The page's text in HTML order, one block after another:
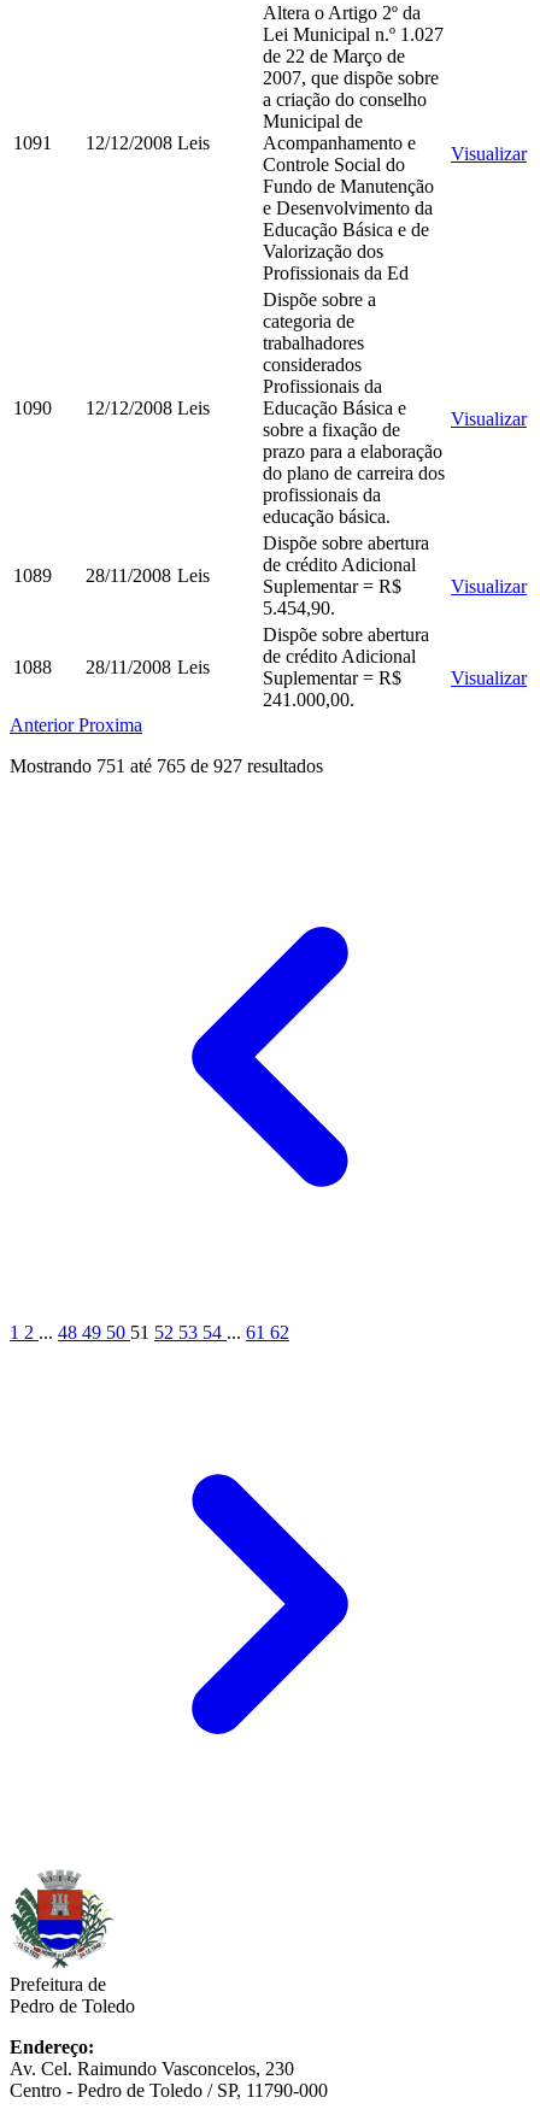
1091 12/12/2008 Leis
Altera o Artigo 2º da
Lei Municipal n.º 1.027
de 22 de Março de
2007, que dispõe sobre
a criação do conselho
Municipal de
Acompanhamento e
Controle Social do
Fundo de Manutenção
e Desenvolvimento da
Educação Básica e de
Valorização dos
Profissionais da Ed
Visualizar
1090 12/12/2008 Leis
Dispõe sobre a
categoria de
trabalhadores
considerados
Profissionais da
Educação Básica e
sobre a fixação de
prazo para a elaboração
do plano de carreira dos
profissionais da
educação básica.
Visualizar
1089 28/11/2008 Leis
Dispõe sobre abertura
de crédito Adicional
Suplementar = R$
5.454,90.
Visualizar
1088 28/11/2008 Leis
Dispõe sobre abertura
de crédito Adicional
Suplementar = R$
241.000,00.
Visualizar
AnteriorProxima
Mostrando 751 até 765 de 927 resultados
1 2 ... 48 49 50 51 52 53 54 ... 61 62
Prefeitura de
Pedro de Toledo
Endereço:
Av. Cel. Raimundo Vasconcelos, 230
Centro - Pedro de Toledo / SP, 11790-000